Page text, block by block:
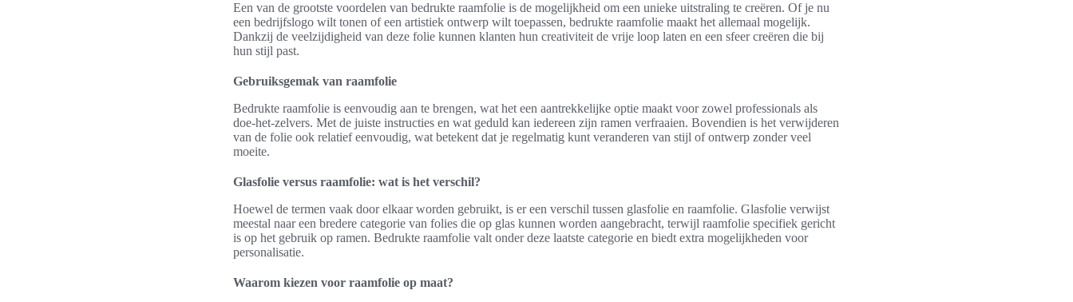
Een van de grootste voordelen van bedrukte raamfolie is de mogelijkheid om een unieke uitstraling te creëren. Of je nu
een bedrijfslogo wilt tonen of een artistiek ontwerp wilt toepassen, bedrukte raamfolie maakt het allemaal mogelijk.
Dankzij de veelzijdigheid van deze folie kunnen klanten hun creativiteit de vrije loop laten en een sfeer creëren die bij
hun stijl past.
Gebruiksgemak van raamfolie
Bedrukte raamfolie is eenvoudig aan te brengen, wat het een aantrekkelijke optie maakt voor zowel professionals als
doe-het-zelvers. Met de juiste instructies en wat geduld kan iedereen zijn ramen verfraaien. Bovendien is het verwijderen
van de folie ook relatief eenvoudig, wat betekent dat je regelmatig kunt veranderen van stijl of ontwerp zonder veel
moeite.
Glasfolie versus raamfolie: wat is het verschil?
Hoewel de termen vaak door elkaar worden gebruikt, is er een verschil tussen glasfolie en raamfolie. Glasfolie verwijst
meestal naar een bredere categorie van folies die op glas kunnen worden aangebracht, terwijl raamfolie specifiek gericht
is op het gebruik op ramen. Bedrukte raamfolie valt onder deze laatste categorie en biedt extra mogelijkheden voor
personalisatie.
Waarom kiezen voor raamfolie op maat?